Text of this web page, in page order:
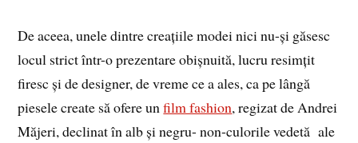
De aceea, unele dintre creațiile modei nici nu-și găsesc
locul strict într-o prezentare obișnuită, lucru resimțit
firesc și de designer, de vreme ce a ales, ca pe lângă
piesele create să ofere unfilm fashion, regizat de Andrei
Măjeri, declinat în alb și negru- non-culorile vedetă ale